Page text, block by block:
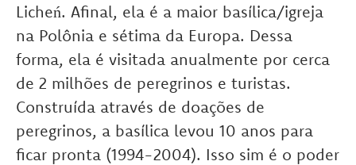
Licheń. Afinal, ela é a maior basílica/igreja
na Polônia e sétima da Europa. Dessa
forma, ela é visitada anualmente por cerca
de 2 milhões de peregrinos e turistas.
Construída através de doações de
peregrinos, a basílica levou 10 anos para
ficar pronta (1994-2004). Isso sim é o poder